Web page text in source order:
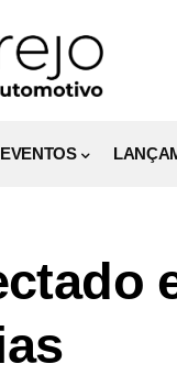
EVENTOS